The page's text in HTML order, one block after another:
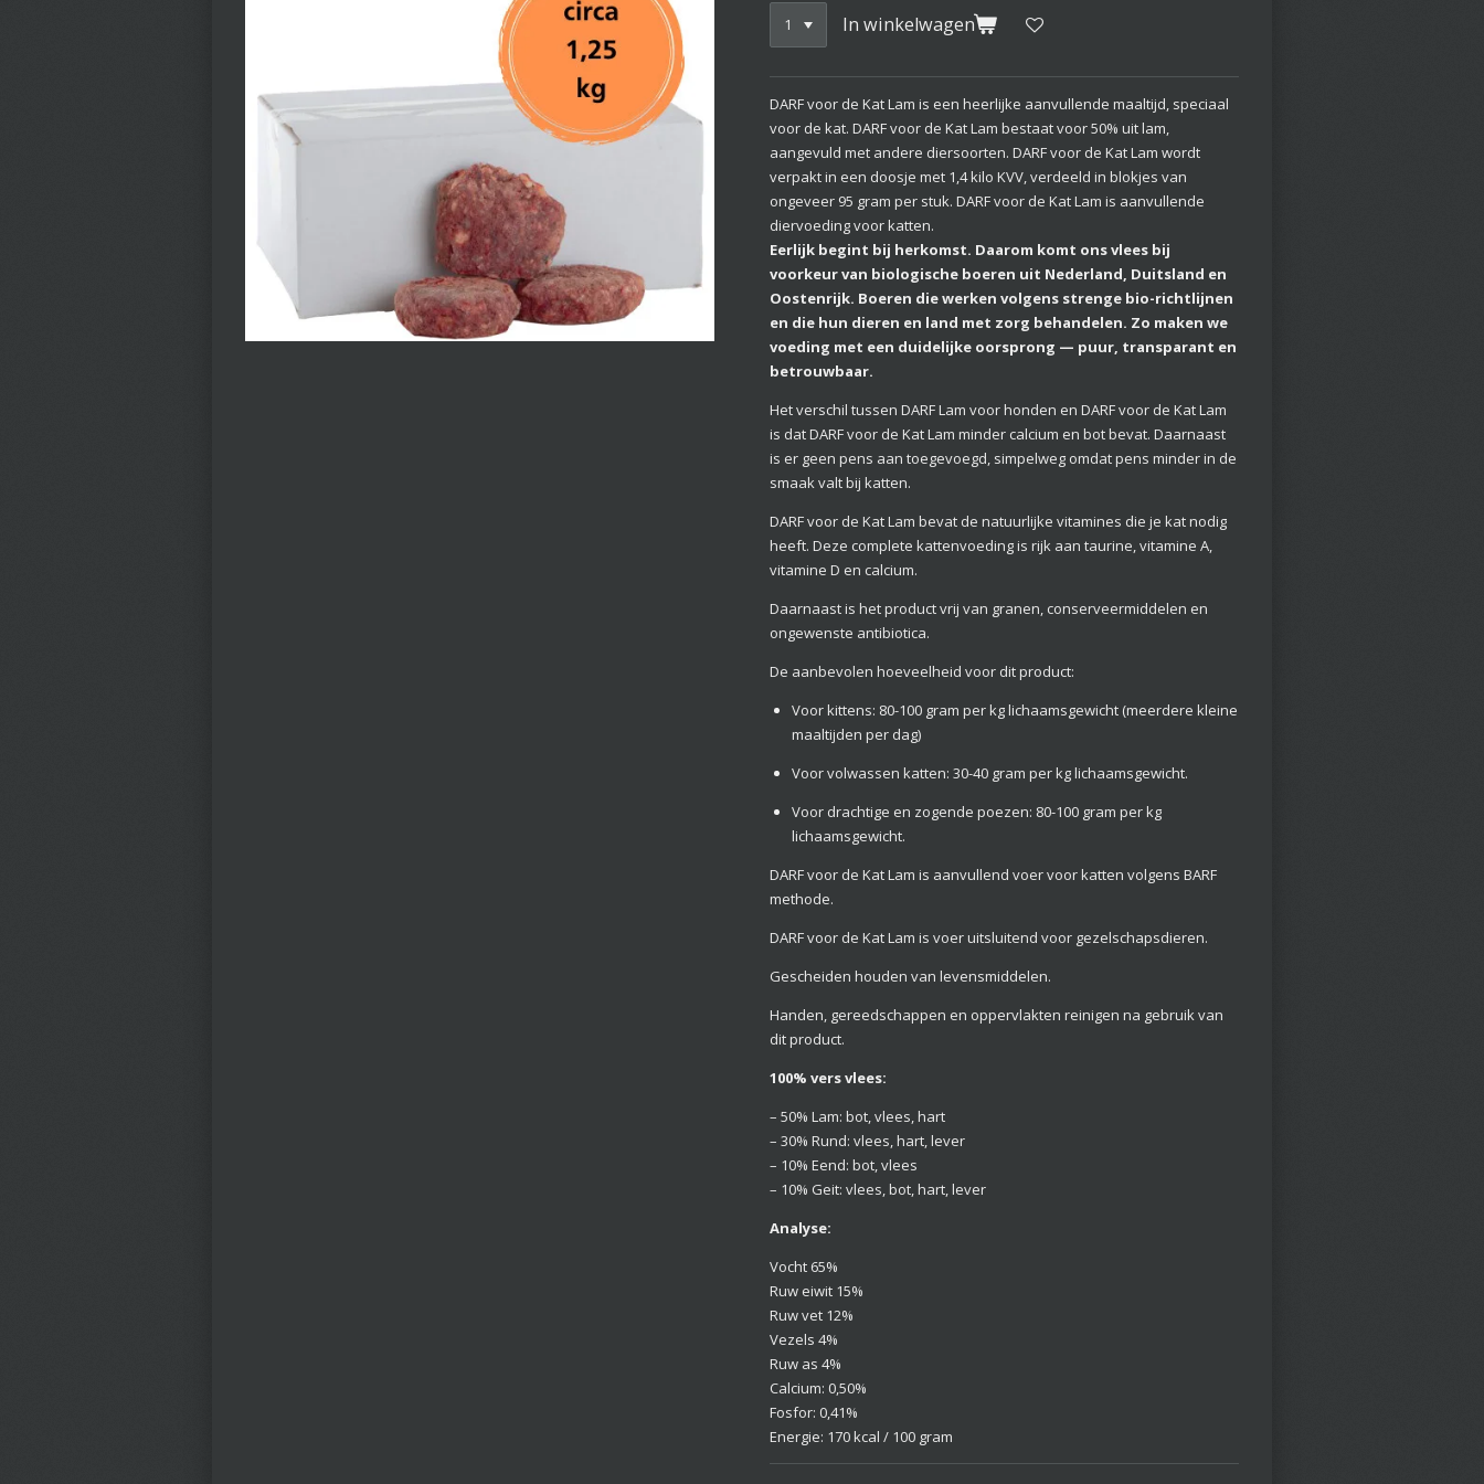
In winkelwagen
DARF voor de Kat Lam is een heerlijke aanvullende maaltijd, speciaal
voor de kat. DARF voor de Kat Lam bestaat voor 50% uit lam,
aangevuld met andere diersoorten. DARF voor de Kat Lam wordt
verpakt in een doosje met 1,4 kilo KVV, verdeeld in blokjes van
ongeveer 95 gram per stuk. DARF voor de Kat Lam is aanvullende
diervoeding voor katten.
Eerlijk begint bij herkomst. Daarom komt ons vlees bij
voorkeur van biologische boeren uit Nederland, Duitsland en
Oostenrijk. Boeren die werken volgens strenge bio-richtlijnen
en die hun dieren en land met zorg behandelen. Zo maken we
voeding met een duidelijke oorsprong — puur, transparant en
betrouwbaar.
Het verschil tussen DARF Lam voor honden en DARF voor de Kat Lam
is dat DARF voor de Kat Lam minder calcium en bot bevat. Daarnaast
is er geen pens aan toegevoegd, simpelweg omdat pens minder in de
smaak valt bij katten.
DARF voor de Kat Lam bevat de natuurlijke vitamines die je kat nodig
heeft. Deze complete kattenvoeding is rijk aan taurine, vitamine A,
vitamine D en calcium.
Daarnaast is het product vrij van granen, conserveermiddelen en
ongewenste antibiotica.
De aanbevolen hoeveelheid voor dit product:
Voor kittens: 80-100 gram per kg lichaamsgewicht (meerdere kleine
maaltijden per dag)
Voor volwassen katten: 30-40 gram per kg lichaamsgewicht.
Voor drachtige en zogende poezen: 80-100 gram per kg
lichaamsgewicht.
DARF voor de Kat Lam is aanvullend voer voor katten volgens BARF
methode.
DARF voor de Kat Lam is voer uitsluitend voor gezelschapsdieren.
Gescheiden houden van levensmiddelen.
Handen, gereedschappen en oppervlakten reinigen na gebruik van
dit product.
100% vers vlees:
– 50% Lam: bot, vlees, hart
– 30% Rund: vlees, hart, lever
– 10% Eend: bot, vlees
– 10% Geit: vlees, bot, hart, lever
Analyse:
Vocht 65%
Ruw eiwit 15%
Ruw vet 12%
Vezels 4%
Ruw as 4%
Calcium: 0,50%
Fosfor: 0,41%
Energie: 170 kcal / 100 gram